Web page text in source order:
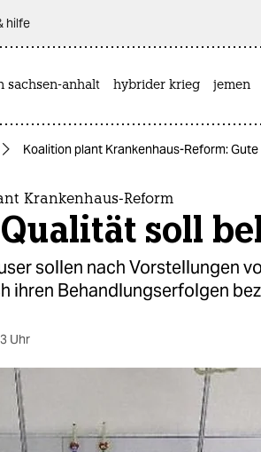
hilfe
sachsen-anhalt hybrider krieg jemen
Koalition plant Krankenhaus-Reform:
Krankenhaus-Reform
soll
sollen nach Vorstellungen
ihren Behandlungserfolgen
Uhr